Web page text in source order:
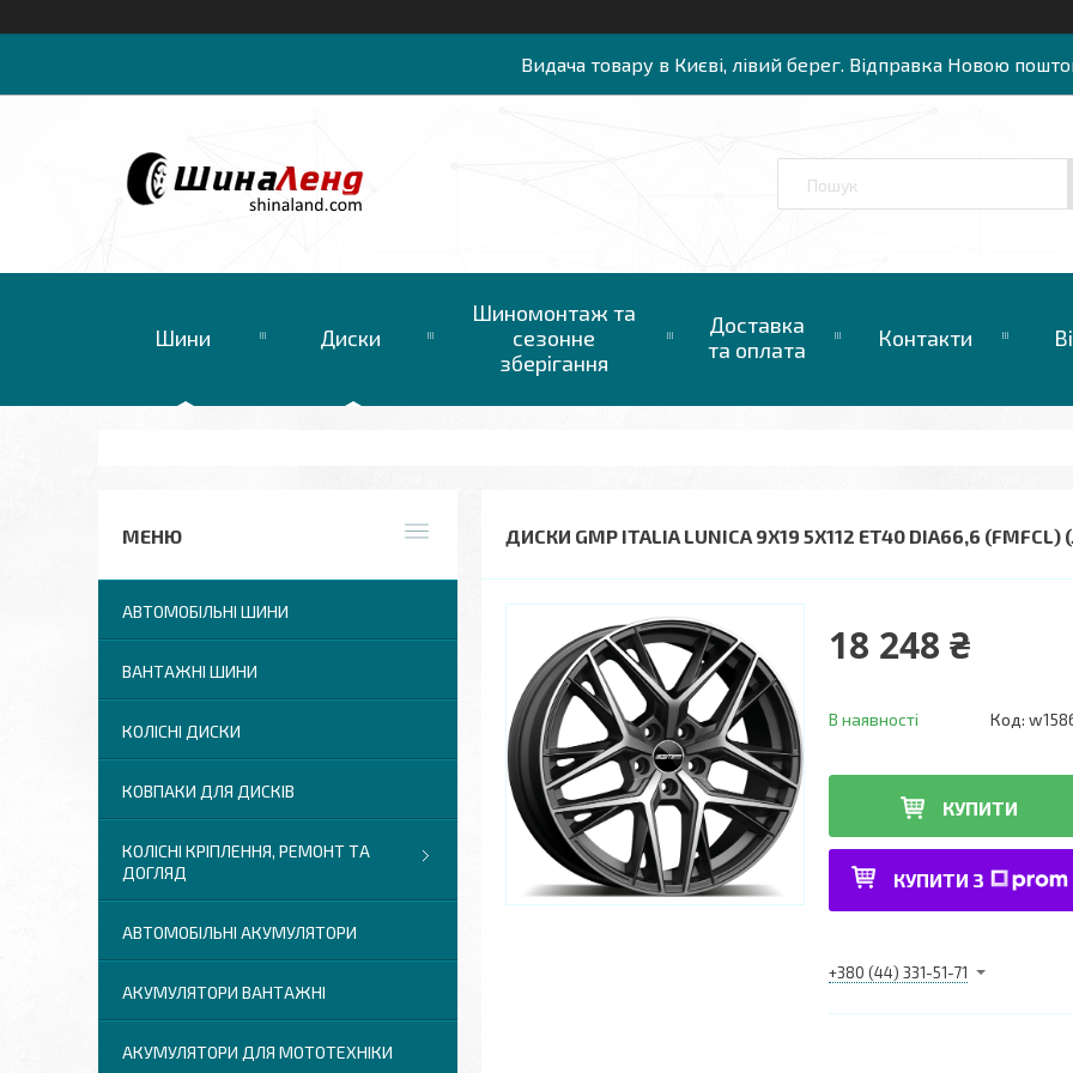
Видача товару в Києві, лівий берег. Відправка Новою
Шини Диски
Шиномонтаж та
сезонне
зберігання
Доставка
та оплата
Контакти
ДИСКИ GMP ITALIA LUNICA 9X19 5X112 ET40 DIA66,6
18 248 ₴
В наявності Код:
КУПИТИ
КУПИТИ З
+380 (44) 331-51-71
АВТОМОБІЛЬНІ ШИНИ
ВАНТАЖНІ ШИНИ
КОЛІСНІ ДИСКИ
КОВПАКИ ДЛЯ ДИСКІВ
КОЛІСНІ КРІПЛЕННЯ, РЕМОНТ ТА
ДОГЛЯД
АВТОМОБІЛЬНІ АКУМУЛЯТОРИ
АКУМУЛЯТОРИ ВАНТАЖНІ
АКУМУЛЯТОРИ ДЛЯ МОТОТЕХНІКИ